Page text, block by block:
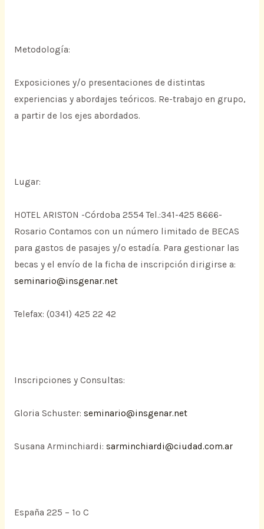
Metodología:
Exposiciones y/o presentaciones de distintas
experiencias y abordajes teóricos. Re-trabajo en grupo,
a partir de los ejes abordados.
Lugar:
HOTEL ARISTON -Córdoba 2554 Tel.:341-425 8666-
Rosario Contamos con un número limitado de BECAS
para gastos de pasajes y/o estadía. Para gestionar las
becas y el envío de la ficha de inscripción dirigirse a:
seminario@insgenar.net
Telefax: (0341) 425 22 42
Inscripciones y Consultas:
Gloria Schuster: seminario@insgenar.net
Susana Arminchiardi: sarminchiardi@ciudad.com.ar
España 225 – 1º C